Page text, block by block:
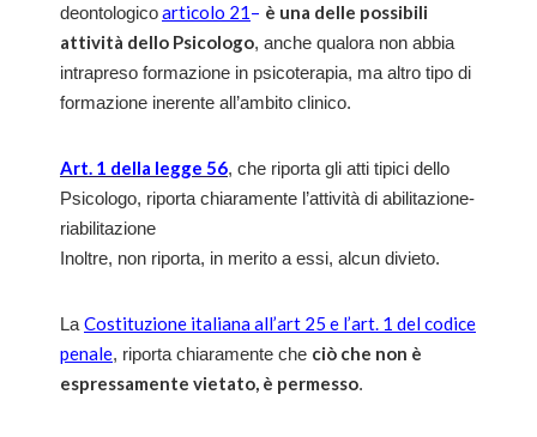
deontologicoarticolo 21– è una delle possibili
attività dello Psicologo, anche qualora non abbia
intrapreso formazione in psicoterapia, ma altro tipo di
formazione inerente all’ambito clinico.
Art. 1 della legge 56, che riporta gli atti tipici dello
Psicologo, riporta chiaramente l’attività di abilitazione-
riabilitazione
Inoltre, non riporta, in merito a essi, alcun divieto.
La Costituzione italiana all’art 25 e l’art. 1 del codice
penale, riporta chiaramente che ciò che non è
espressamente vietato, è permesso.